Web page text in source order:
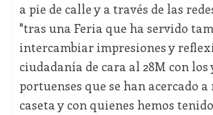
a pie de calle y a través de las
"tras una Feria que ha servido
intercambiar impresiones y
ciudadanía de cara al 28M con los
portuenses que se han acercado
caseta y con quienes hemos